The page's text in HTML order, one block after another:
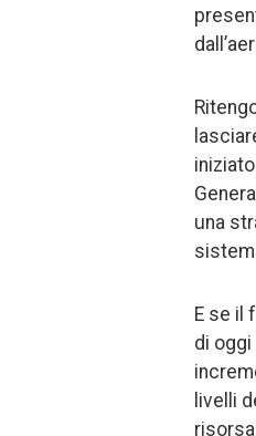
una
E se il
di
livelli
risorsa